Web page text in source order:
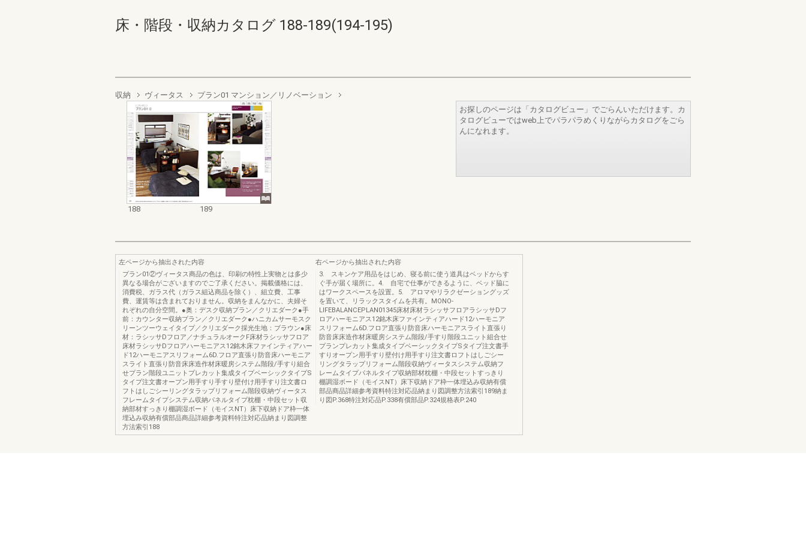
床・階段・収納カタログ 188-189(194-195)
収納 ヴィータス プラン01 マンション／リノベーション
188 189
お探しのページは「カタログビュー」でごらんいただけます。カ
タログビューではweb上でパラパラめくりながらカタログをごら
んになれます。
左ページから抽出された内容
プラン01②ヴィータス商品の色は、印刷の特性上実物とは多少
異なる場合がございますのでご了承ください。掲載価格には、
消費税、ガラス代（ガラス組込商品を除く）、組立費、工事
費、運賃等は含まれておりません。収納をまんなかに、夫婦そ
れぞれの自分空間。●奥：デスク収納プラン／クリエダーク●手
前：カウンター収納プラン／クリエダーク●ハニカムサーモスク
リーンツーウェイタイプ／クリエダーク採光生地：ブラウン●床
材：ラシッサDフロア／ナチュラルオークF床材ラシッサフロア
床材ラシッサDフロアハーモニアス12銘木床ファインティアハー
ド12ハーモニアスリフォーム6D.フロア直張り防音床ハーモニア
スライト直張り防音床床造作材床暖房システム階段/手すり組合
せプラン階段ユニットプレカット集成タイプベーシックタイプS
タイプ注文書オープン用手すり手すり壁付け用手すり注文書ロ
フトはしごシーリングタラップリフォーム階段収納ヴィータス
フレームタイプシステム収納パネルタイプ枕棚・中段セット収
納部材すっきり棚調湿ボード（モイスNT）床下収納ドア枠一体
埋込み収納有償部品商品詳細参考資料特注対応品納まり図調整
方法索引188
右ページから抽出された内容
3. スキンケア用品をはじめ、寝る前に使う道具はベッドからす
ぐ手が届く場所に。4. 自宅で仕事ができるように、ベッド脇に
はワークスペースを設置。5. アロマやリラクゼーショングッズ
を置いて、リラックスタイムを共有。MONO-
LIFEBALANCEPLAN01345床材床材ラシッサフロアラシッサDフ
ロアハーモニアス12銘木床ファインティアハード12ハーモニア
スリフォーム6D.フロア直張り防音床ハーモニアスライト直張り
防音床床造作材床暖房システム階段/手すり階段ユニット組合せ
プランプレカット集成タイプベーシックタイプSタイプ注文書手
すりオープン用手すり壁付け用手すり注文書ロフトはしごシー
リングタラップリフォーム階段収納ヴィータスシステム収納フ
レームタイプパネルタイプ収納部材枕棚・中段セットすっきり
棚調湿ボード（モイスNT）床下収納ドア枠一体埋込み収納有償
部品商品詳細参考資料特注対応品納まり図調整方法索引189納ま
り図P.368特注対応品P.338有償部品P.324規格表P.240